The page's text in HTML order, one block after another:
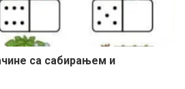
са сабирањем и